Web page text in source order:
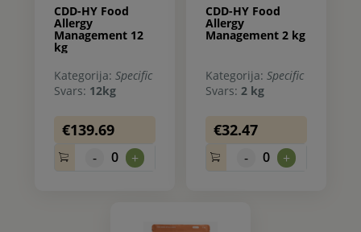
CDD-HY Food
Allergy
Management 12
kg
Kategorija: Specific
Svars: 12kg
€139.69
- 0 +
CDD-HY Food
Allergy
Management 2 kg
Kategorija: Specific
Svars: 2 kg
€32.47
- 0 +